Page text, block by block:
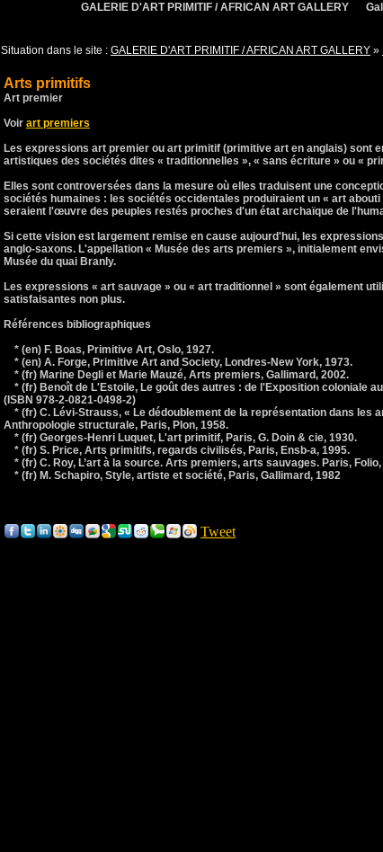
GALERIE D'ART PRIMITIF / AFRICAN ART GALLERY
Situation dans le site : GALERIE D'ART PRIMITIF / AFRICAN ART GALLERY »
Arts primitifs
Art premier
Voir art premiers
Les expressions art premier ou art primitif (primitive art en anglais) sont
artistiques des sociétés dites « traditionnelles », « sans écriture » ou «
Elles sont controversées dans la mesure où elles traduisent une
sociétés humaines : les sociétés occidentales produiraient un « art
seraient l'œuvre des peuples restés proches d'un état archaïque de
Si cette vision est largement remise en cause aujourd'hui, les
anglo-saxons. L'appellation « Musée des arts premiers », initialement
Musée du quai Branly.
Les expressions « art sauvage » ou « art traditionnel » sont également
satisfaisantes non plus.
Références bibliographiques
* (en) F. Boas, Primitive Art, Oslo, 1927.
* (en) A. Forge, Primitive Art and Society, Londres-New York, 1973.
* (fr) Marine Degli et Marie Mauzé, Arts premiers, Gallimard, 2002.
* (fr) Benoît de L'Estoile, Le goût des autres : de l'Exposition coloniale
(ISBN 978-2-0821-0498-2)
* (fr) C. Lévi-Strauss, « Le dédoublement de la représentation dans les
Anthropologie structurale, Paris, Plon, 1958.
* (fr) Georges-Henri Luquet, L'art primitif, Paris, G. Doin & cie, 1930.
* (fr) S. Price, Arts primitifs, regards civilisés, Paris, Ensb-a, 1995.
* (fr) C. Roy, L’art à la source. Arts premiers, arts sauvages. Paris, Folio,
* (fr) M. Schapiro, Style, artiste et société, Paris, Gallimard, 1982
Tweet